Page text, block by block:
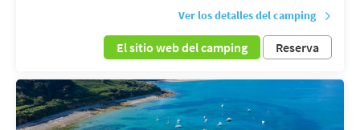
Ver los detalles del camping
El sitio web del camping Reserva